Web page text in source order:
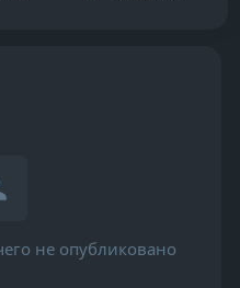
не опубликовано